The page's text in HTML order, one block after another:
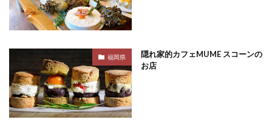
福岡県
隠れ家的カフェMUME スコーンの
お店